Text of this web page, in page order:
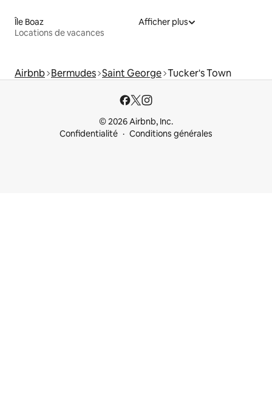
Île Boaz
Locations de vacances
Afficher plus
Airbnb Bermudes Saint George Tucker's Town
© 2026 Airbnb, Inc.
Confidentialité
Conditions générales